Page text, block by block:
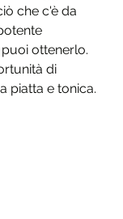
che c'è da
ottenerlo.
di
piatta e tonica.